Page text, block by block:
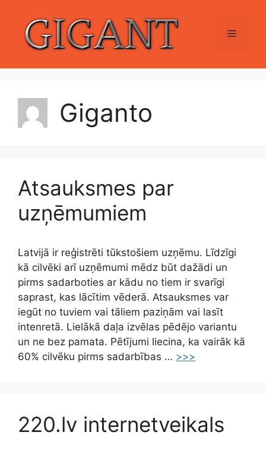
content
Menu
Giganto
Atsauksmes par
uzņēmumiem
Latvijā ir reģistrēti tūkstošiem uzņēmu. Līdzīgi
kā cilvēki arī uzņēmumi mēdz būt dažādi un
pirms sadarboties ar kādu no tiem ir svarīgi
saprast, kas lācītim vēderā. Atsauksmes var
iegūt no tuviem vai tāliem paziņām vai lasīt
intenretā. Lielākā daļa izvēlas pēdējo variantu
un ne bez pamata. Pētījumi liecina, ka vairāk kā
60% cilvēku pirms sadarbības … >>>
220.lv internetveikals